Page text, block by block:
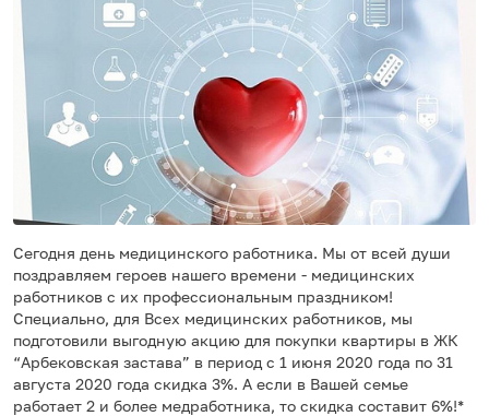
Сегодня день медицинского работника. Мы от всей души
поздравляем героев нашего времени - медицинских
работников с их профессиональным праздником! ⠀
Специально, для Всех медицинских работников, мы
подготовили выгодную акцию для покупки квартиры в ЖК
“Арбековская застава” в период с 1 июня 2020 года по 31
августа 2020 года скидка 3%. А если в Вашей семье
работает 2 и более медработника, то скидка составит 6%!*